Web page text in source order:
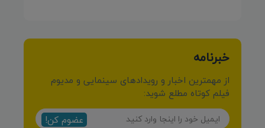
خبرنامه
از مهمترین اخبار و رویدادهای سینمایی و مدیوم
فیلم کوتاه مطلع شوید:
عضوم کن!